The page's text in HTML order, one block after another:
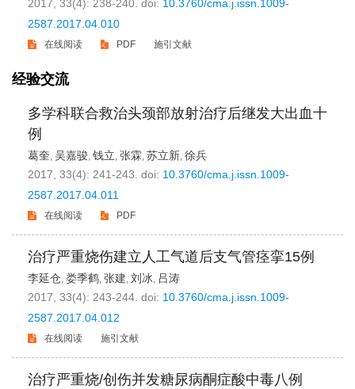
2017, 33(4): 238-240. doi: 10.3760/cma.j.issn.1009-
2587.2017.04.010
在线阅读 PDF 施引文献
经验交流
多学科联合救治头颈部放射治疗后继发大出血十
例
葛奎, 吴嘉骏, 钱立, 张霖, 苏立新, 徐兵
2017, 33(4): 241-243. doi: 10.3760/cma.j.issn.1009-
2587.2017.04.011
在线阅读 PDF
治疗严重烧伤建立人工气道后支气管痉挛15例
李延仓, 娄季鹤, 张建, 刘冰, 吕涛
2017, 33(4): 243-244. doi: 10.3760/cma.j.issn.1009-
2587.2017.04.012
在线阅读 施引文献
治疗严重烧/创伤并发糖尿病酮症酸中毒八例